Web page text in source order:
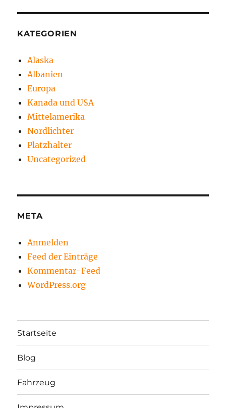
KATEGORIEN
Alaska
Albanien
Europa
Kanada und USA
Mittelamerika
Nordlichter
Platzhalter
Uncategorized
META
Anmelden
Feed der Einträge
Kommentar-Feed
WordPress.org
Startseite
Blog
Fahrzeug